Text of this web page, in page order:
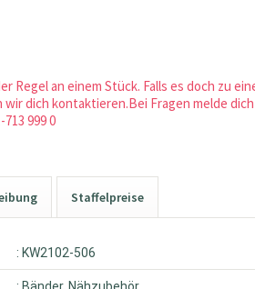
Regel an einem Stück. Falls es doch zu
dich kontaktieren.Bei Fragen melde dich
999 0
Staffelpreise
: KW2102-506